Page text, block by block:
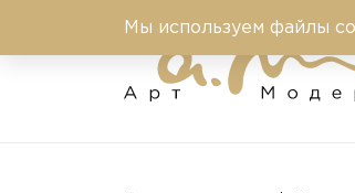
Мы используем файлы